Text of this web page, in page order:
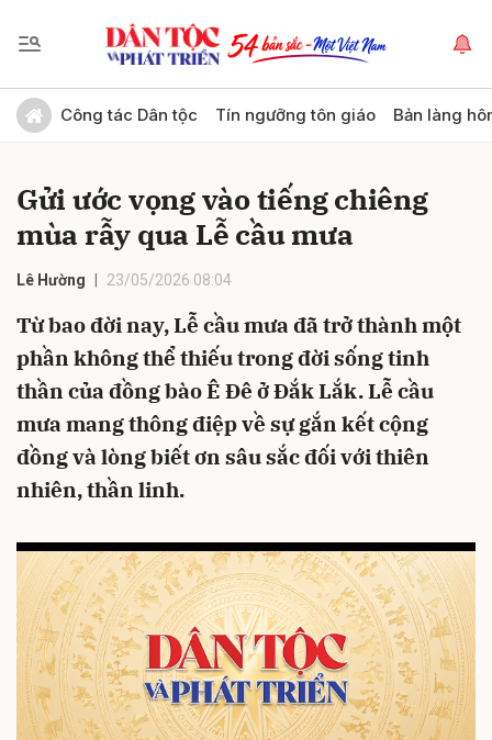
Công tác Dân tộc Tín ngưỡng tôn giáo Bản làng
Gửi ước vọng vào tiếng chiêng
mùa rẫy qua Lễ cầu mưa
Lê Hường 23/05/2026 08:04
Từ bao đời nay, Lễ cầu mưa đã trở thành một
phần không thể thiếu trong đời sống tinh
thần của đồng bào Ê Đê ở Đắk Lắk. Lễ cầu
mưa mang thông điệp về sự gắn kết cộng
đồng và lòng biết ơn sâu sắc đối với thiên
nhiên, thần linh.
Gửi bình luận
Hủy Gửi